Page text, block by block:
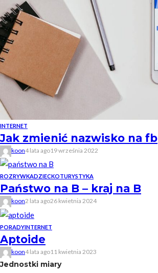
INTERNET
Jak zmienić nazwisko na fb
koon4 lata ago19 września 2022
ROZRYWKADZIECKOTURYSTYKA
Państwo na B – kraj na B
koon2 lata ago26 kwietnia 2024
PORADYINTERNET
Aptoide
koon4 lata ago11 kwietnia 2023
Jednostki miary